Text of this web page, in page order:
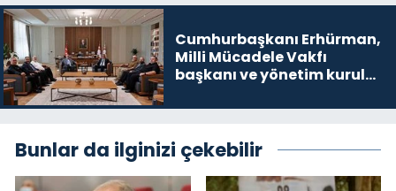
Cumhurbaşkanı Erhürman,
Milli Mücadele Vakfı
başkanı ve yönetim kurulu
Bunlar da ilginizi çekebilir